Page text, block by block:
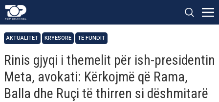
AKTUALITET KRYESORE TË FUNDIT
Rinis gjyqi i themelit për ish-presidentin
Meta, avokati: Kërkojmë që Rama,
Balla dhe Ruçi të thirren si dëshmitarë